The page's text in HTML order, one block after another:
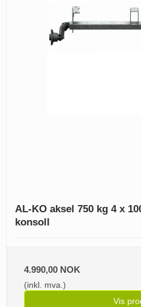
AL-KO aksel 750 kg 4 x
konsoll
4.990,00 NOK
(inkl. mva.)
Vis